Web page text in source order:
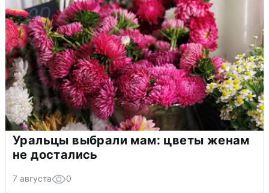
Уральцы выбрали мам: цветы женам
не достались
7 августа 0